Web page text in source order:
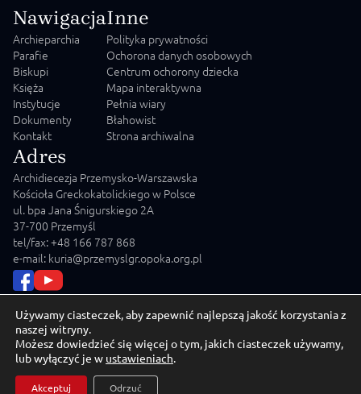
Nawigacja
Archieparchia
Parafie
Biskupi
Księża
Instytucje
Dokumenty
Kontakt
Inne
Polityka prywatności
Ochorona danych osobowych
Centrum ochorony dziecka
Mapa interaktywna
Pełnia wiary
Błahowist
Strona archiwalna
Adres
Archidiecezja Przemysko-Warszawska
Kościoła Greckokatolickiego w Polsce
ul. bpa Jana Śnigurskiego 2A
37-700 Przemyśl
tel/fax: +48 166 787 868
e-mail: kuria@przemyslgr.opoka.org.pl
© 2026 Archidiecezja Przemysko-Warszawska Kościoła
Greckokatolickiego w Polsce
Używamy ciasteczek, aby zapewnić najlepszą jakość korzystania z
naszej witryny.
Możesz dowiedzieć się więcej o tym, jakich ciasteczek używamy,
lub wyłączyć je w ustawieniach.
Akceptuj Odrzuć